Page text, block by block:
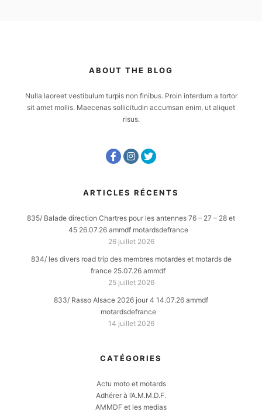
ABOUT THE BLOG
Nulla laoreet vestibulum turpis non finibus. Proin interdum a tortor
sit amet mollis. Maecenas sollicitudin accumsan enim, ut aliquet
risus.
ARTICLES RÉCENTS
835/ Balade direction Chartres pour les antennes 76 – 27 – 28 et
45 26.07.26 ammdf motardsdefrance
26 juillet 2026
834/ les divers road trip des membres motardes et motards de
france 25.07.26 ammdf
25 juillet 2026
833/ Rasso Alsace 2026 jour 4 14.07.26 ammdf
motardsdefrance
14 juillet 2026
CATÉGORIES
Actu moto et motards
Adhérer à l’A.M.M.D.F.
AMMDF et les medias